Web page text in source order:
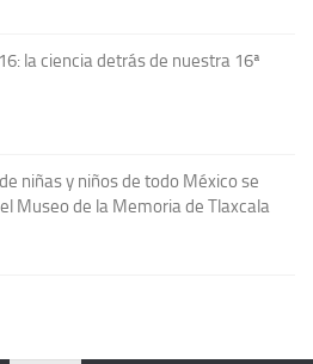
la ciencia detrás de nuestra 16ª
niñas y niños de todo México se
Museo de la Memoria de Tlaxcala